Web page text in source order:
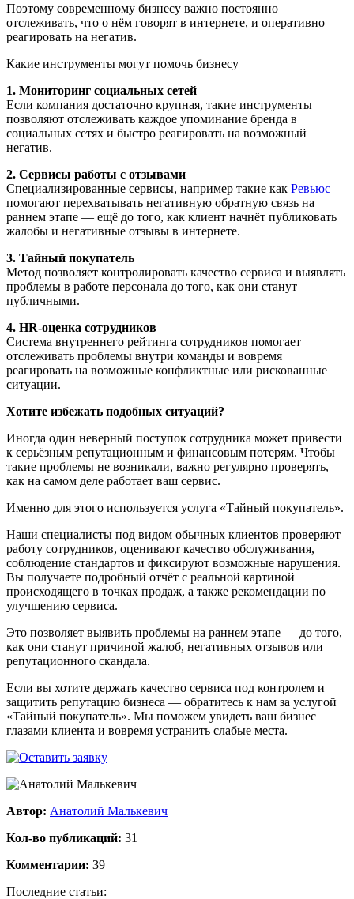
Поэтому современному бизнесу важно постоянно
отслеживать, что о нём говорят в интернете, и оперативно
реагировать на негатив.
Какие инструменты могут помочь бизнесу
1. Мониторинг социальных сетей
Если компания достаточно крупная, такие инструменты
позволяют отслеживать каждое упоминание бренда в
социальных сетях и быстро реагировать на возможный
негатив.
2. Сервисы работы с отзывами
Специализированные сервисы, например такие как Ревьюс
помогают перехватывать негативную обратную связь на
раннем этапе — ещё до того, как клиент начнёт публиковать
жалобы и негативные отзывы в интернете.
3. Тайный покупатель
Метод позволяет контролировать качество сервиса и выявлять
проблемы в работе персонала до того, как они станут
публичными.
4. HR-оценка сотрудников
Система внутреннего рейтинга сотрудников помогает
отслеживать проблемы внутри команды и вовремя
реагировать на возможные конфликтные или рискованные
ситуации.
Хотите избежать подобных ситуаций?
Иногда один неверный поступок сотрудника может привести
к серьёзным репутационным и финансовым потерям. Чтобы
такие проблемы не возникали, важно регулярно проверять,
как на самом деле работает ваш сервис.
Именно для этого используется услуга «Тайный покупатель».
Наши специалисты под видом обычных клиентов проверяют
работу сотрудников, оценивают качество обслуживания,
соблюдение стандартов и фиксируют возможные нарушения.
Вы получаете подробный отчёт с реальной картиной
происходящего в точках продаж, а также рекомендации по
улучшению сервиса.
Это позволяет выявить проблемы на раннем этапе — до того,
как они станут причиной жалоб, негативных отзывов или
репутационного скандала.
Если вы хотите держать качество сервиса под контролем и
защитить репутацию бизнеса — обратитесь к нам за услугой
«Тайный покупатель». Мы поможем увидеть ваш бизнес
глазами клиента и вовремя устранить слабые места.
Автор: Анатолий Малькевич
Кол-во публикаций: 31
Комментарии: 39
Последние статьи: